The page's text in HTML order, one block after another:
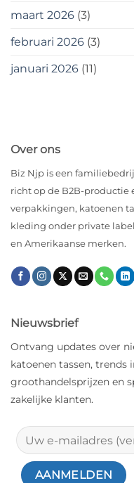
maart 2026 (3)
februari 2026 (3)
januari 2026 (11)
Over ons
Biz Njp is een
richt op de B2B-productie
verpakkingen, katoenen
kleding onder private
en Amerikaanse merken.
Nieuwsbrief
Ontvang updates over
katoenen tassen, trends
groothandelsprijzen en
zakelijke klanten.